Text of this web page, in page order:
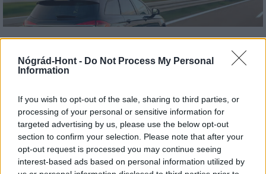
Nógrád-Hont - Do Not Process My Personal
Information
If you wish to opt-out of the sale, sharing to third parties, or
processing of your personal or sensitive information for
targeted advertising by us, please use the below opt-out
section to confirm your selection. Please note that after your
opt-out request is processed you may continue seeing
interest-based ads based on personal information utilized by
Országos éllovas a nógrádi pici falu az ezer lakosra jutó
személygépkocsik tekintetében
Helyi hírek